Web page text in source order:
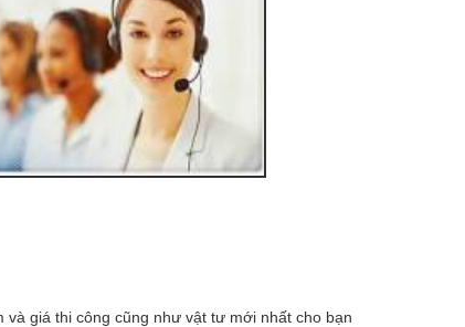
và giá thi công cũng như vật tư mới nhất cho bạn